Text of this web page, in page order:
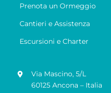
Prenota un Ormeggio
Cantieri e Assistenza
Escursioni e Charter
Via Mascino, 5/L
60125 Ancona – Italia